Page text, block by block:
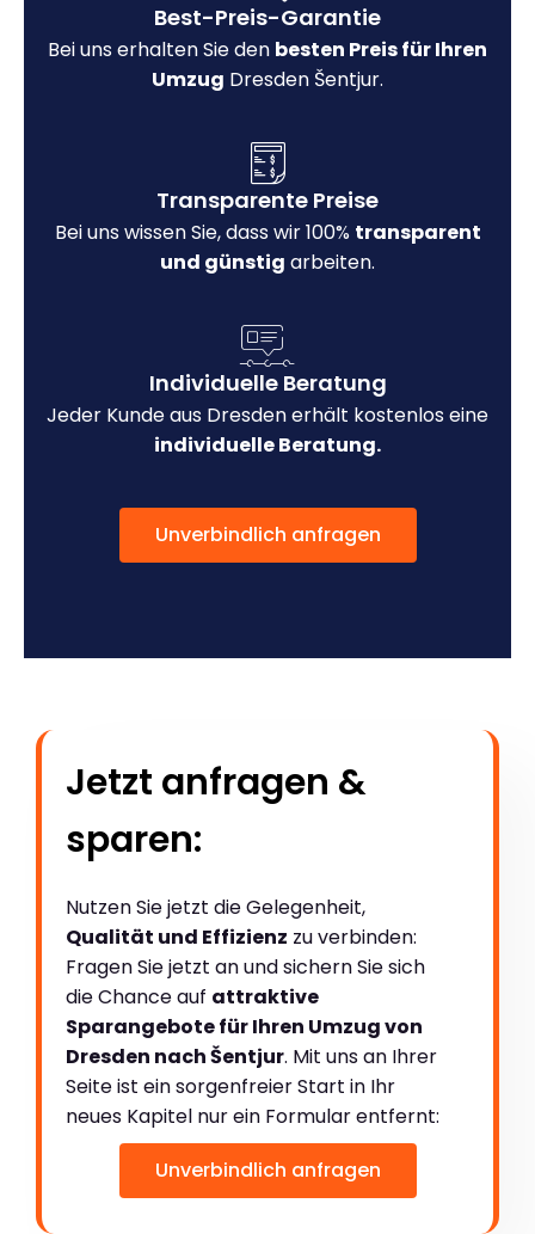
Best-Preis-Garantie
Bei uns erhalten Sie den besten Preis für Ihren
Umzug Dresden Šentjur.
Transparente Preise
Bei uns wissen Sie, dass wir 100% transparent
und günstig arbeiten.
Individuelle Beratung
Jeder Kunde aus Dresden erhält kostenlos eine
individuelle Beratung.
Unverbindlich anfragen
Jetzt anfragen &
sparen:
Nutzen Sie jetzt die Gelegenheit,
Qualität und Effizienz zu verbinden:
Fragen Sie jetzt an und sichern Sie sich
die Chance auf attraktive
Sparangebote für Ihren Umzug von
Dresden nach Šentjur. Mit uns an Ihrer
Seite ist ein sorgenfreier Start in Ihr
neues Kapitel nur ein Formular entfernt:
Unverbindlich anfragen